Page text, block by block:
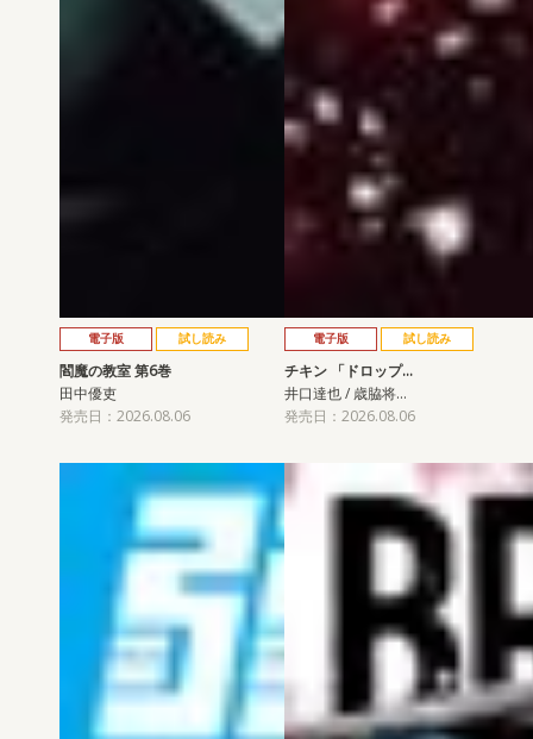
電子版 試し読み
閻魔の教室 第6巻
田中優吏
発売日：2026.08.06
電子版 試し読み
チキン 「ドロップ…
井口達也 / 歳脇将…
発売日：2026.08.06